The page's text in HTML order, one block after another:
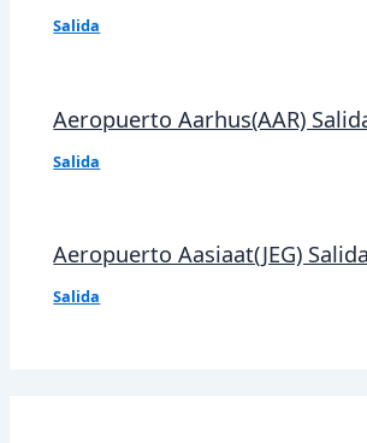
Salida
Aeropuerto Aarhus(AAR)
Salida
Aeropuerto Aasiaat(JEG)
Salida